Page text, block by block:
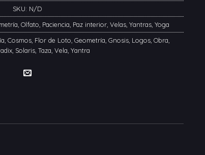
SKU: N/D
, Olfato, Paciencia, Paz interior, Velas, Yantras, Yoga
, Cosmos, Flor de Loto, Geometría, Gnosis, Logos, Obra,
, Solaris, Taza, Vela, Yantra